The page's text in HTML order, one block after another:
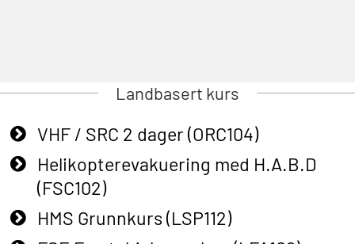
Landbasert kurs
VHF / SRC 2 dager (ORC104)
Helikopterevakuering med H.A.B.D
(FSC102)
HMS Grunnkurs (LSP112)